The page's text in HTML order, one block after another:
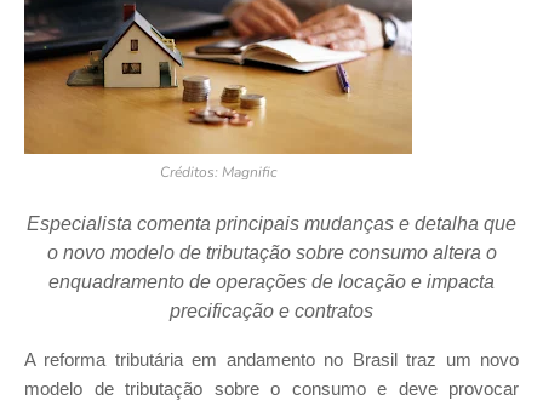
Créditos: Magnific
Especialista comenta principais mudanças e detalha que
o novo modelo de tributação sobre consumo altera o
enquadramento de operações de locação e impacta
precificação e contratos
A reforma tributária em andamento no Brasil traz um novo
modelo de tributação sobre o consumo e deve provocar